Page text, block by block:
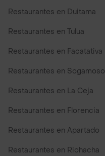
Restaurantes en Duitama
Restaurantes en Tulua
Restaurantes en Facatativa
Restaurantes en Sogamoso
Restaurantes en La Ceja
Restaurantes en Florencia
Restaurantes en Apartado
Restaurantes en Riohacha